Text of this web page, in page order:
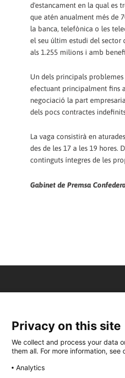
d'estancament en la qual es
que atén anualment més de
la banca, telefònica o les
el seu últim estudi del sector
als 1.255 milions i amb
Un dels principals
efectuant principalment fins
negociació la part
dels pocs contractes
La vaga consistirà en
des de les 17 a les 19 hores.
continguts íntegres de les
Gabinet de Premsa
Privacy on this site
We collect and process your data
them all. For more information, see
Analytics